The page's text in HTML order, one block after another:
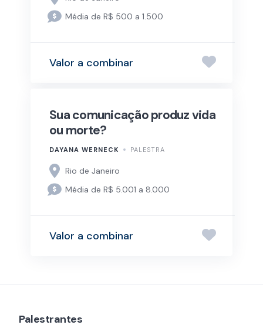
Média de R$ 500 a 1.500
Valor a combinar
Sua comunicação produz vida
ou morte?
DAYANA WERNECK PALESTRA
Rio de Janeiro
Média de R$ 5.001 a 8.000
Valor a combinar
Palestrantes